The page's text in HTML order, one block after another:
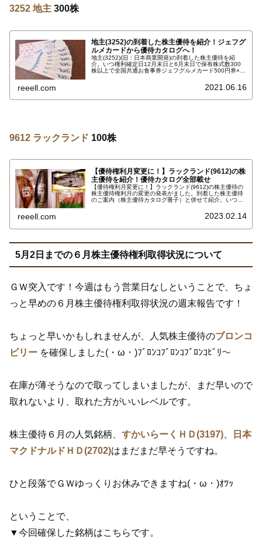
3252 地主 300株
地主(3252)の到着した株主優待を紹介！ジェフグ
ルメカードから優待カタログへ！
地主(3252)(旧：日本商業開発)の到着した株主優待を紹
介。いつ権利確定日12月末日と6月末日で保有株式数300
株以上で全国共通お食事券ジェフグルメカード500円券×6
reeell.com 2021.06.16
9612 ラックランド 100株
【優待権利月変更に！】ラックランド(9612)の株
主優待を紹介！優待カタログ全部載せ
【優待権利月変更に！】ラックランド(9612)の株主優待の
株主優待権利月の変更の発表がました。到着した株主優待
のご案内（株主優待カタログ冊子）と併せて紹介。いつ権
北地方の名産品詰め合わせ3,500円相当(送料含まず)を掲載
している株主優待カタログです。カタログ全部載せです…
reeell.com 2023.02.14
5月2日までの６月株主優待権利取得状況について
ＧＷ突入です！今週はもう営業日なしということで、ちょ
っと早めの６月株主優待権利取得状況の週末報告です！
ちょっと早いかもしれませんが、人気株主優待のブロンコ
ビリー を確保しました(・ω・)ﾌﾞﾛﾝｺﾌﾞﾛﾝｺﾌﾞﾛﾝｺﾋﾞﾘ～
在庫が薄そうなので取ってしまいましたが、まだ早いので
取れないより、取れた方がいいレベルです。
株主優待６月の人気銘柄、 すかいらーくＨＤ(3197)、
日本
マクドナルドＨＤ(2702)はまだまだ早そうですね。
ひと段落でＧＷゆっくりお休みできますね(・ω・)ｵﾂｯ
ということで、
▼今回確保した銘柄はこちらです。